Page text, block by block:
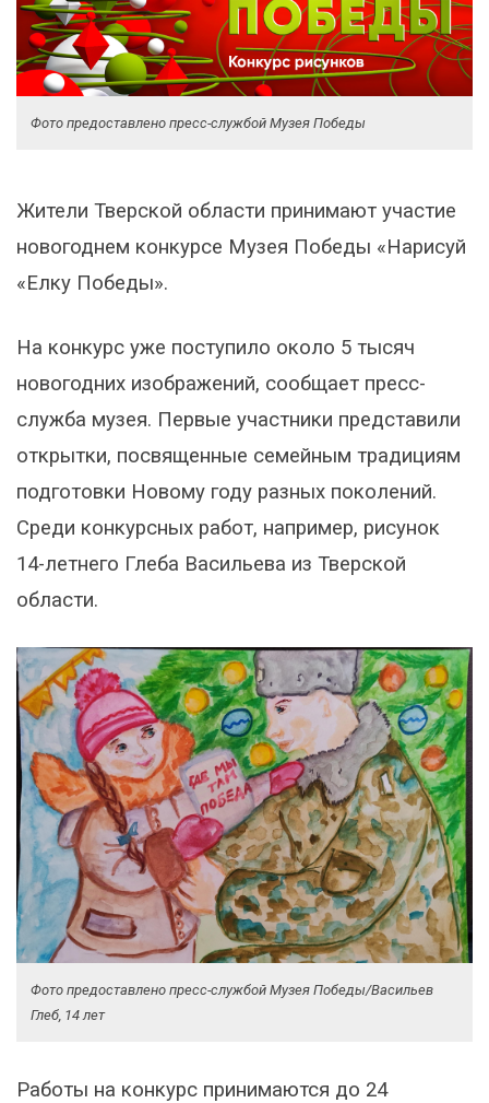
Фото предоставлено пресс-службой Музея Победы
Жители Тверской области принимают участие
новогоднем конкурсе Музея Победы «Нарисуй
«Елку Победы».
На конкурс уже поступило около 5 тысяч
новогодних изображений, сообщает пресс-
служба музея. Первые участники представили
открытки, посвященные семейным традициям
подготовки Новому году разных поколений.
Среди конкурсных работ, например, рисунок
14-летнего Глеба Васильева из Тверской
области.
Фото предоставлено пресс-службой Музея Победы/Васильев
Глеб, 14 лет
Работы на конкурс принимаются до 24